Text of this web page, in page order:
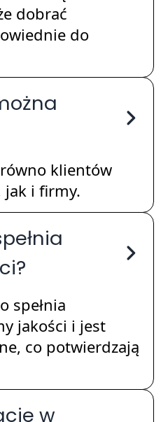
dobrać
do
klientów
i firmy.
spełnia
jakości i jest
co potwierdzają
w